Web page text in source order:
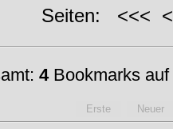
Seiten: <<<
4Bookmarks auf
Erste Neuer